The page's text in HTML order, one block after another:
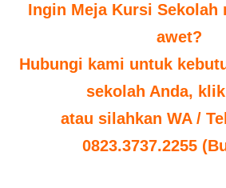
Ingin Meja Kursi Sekolah
awet?
Hubungi kami untuk
sekolah Anda,
atau silahkan WA /
0823.3737.2255